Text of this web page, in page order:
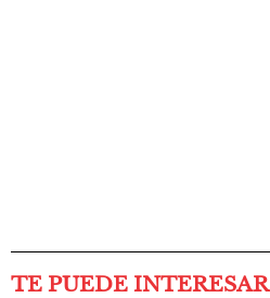
TE PUEDE INTERESAR